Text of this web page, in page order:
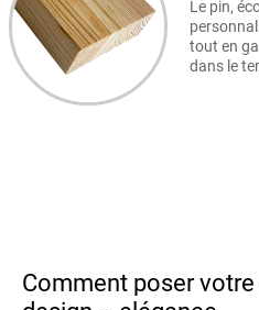
Le pin,
tout en
dans le
Comment poser